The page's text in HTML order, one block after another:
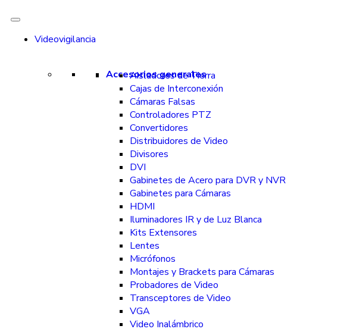
Videovigilancia
Accesorios generales
Aisladores de Tierra
Cajas de Interconexión
Cámaras Falsas
Controladores PTZ
Convertidores
Distribuidores de Video
Divisores
DVI
Gabinetes de Acero para DVR y NVR
Gabinetes para Cámaras
HDMI
Iluminadores IR y de Luz Blanca
Kits Extensores
Lentes
Micrófonos
Montajes y Brackets para Cámaras
Probadores de Video
Transceptores de Video
VGA
Video Inalámbrico